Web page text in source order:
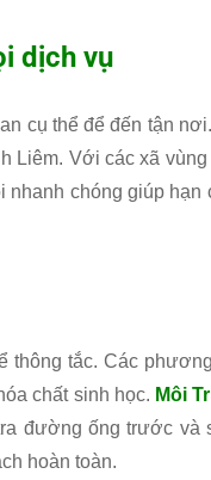
dịch vụ
cụ thể để đến tận nơi.
Liêm. Với các xã
nhanh chóng giúp
tắc. Các
chất sinh học. Môi
đường ống trước
hoàn toàn.